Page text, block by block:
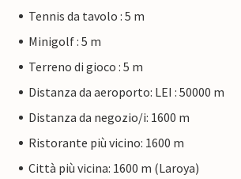
Tennis da tavolo : 5 m
Minigolf : 5 m
Terreno di gioco : 5 m
Distanza da aeroporto: LEI : 50000 m
Distanza da negozio/i: 1600 m
Ristorante più vicino: 1600 m
Città più vicina: 1600 m (Laroya)